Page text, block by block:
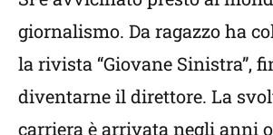
giornalismo. Da ragazzo ha
la rivista “Giovane Sinistra”,
diventarne il direttore. La
carriera è arrivata negli anni